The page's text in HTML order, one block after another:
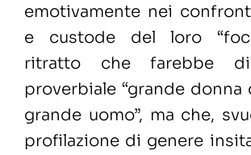
emotivamente nei
e custode del loro
ritratto che farebbe
proverbiale “grande donna
grande uomo”, ma che,
profilazione di genere